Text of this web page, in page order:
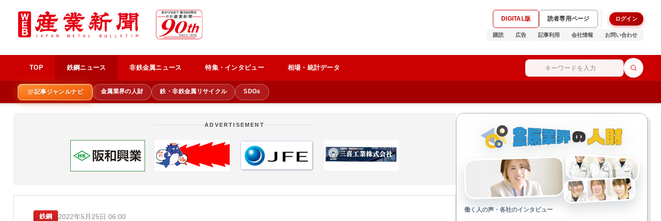
DIGITAL版 読者専用ページ ログイン
購読 広告 記事利用 会社情報 お問い合わせ
TOP 鉄鋼ニュース 非鉄金属ニュース 特集・インタビュー 相場・統計データ
記事ジャンルナビ 金属業界の人財 鉄・非鉄金属リサイクル SDGs
ADVERTISEMENT
鉄鋼 2022年5月25日 06:00
働く人の声・各社のインタビュー